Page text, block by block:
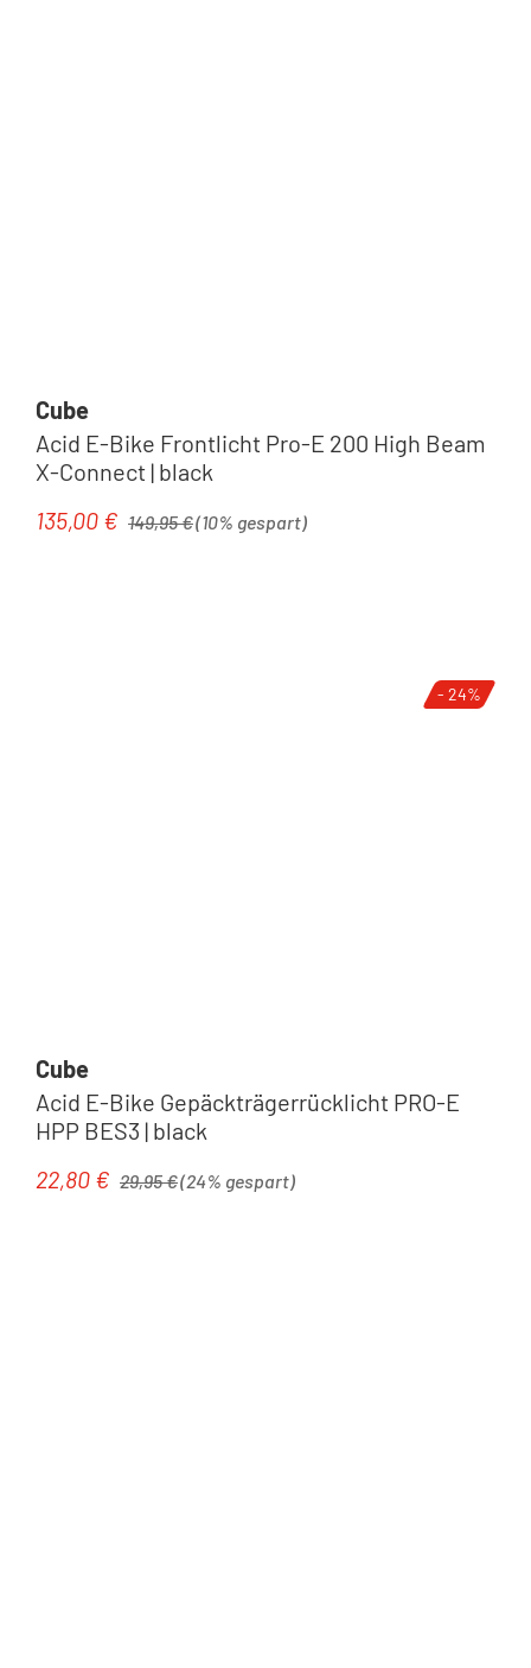
Cube
Acid E-Bike Frontlicht Pro-E 200 High Beam
X-Connect | black
Verkaufspreis:
135,00 € 149,95 €(10% gespart)
- 24%
Cube
Acid E-Bike Gepäckträgerrücklicht PRO-E
HPP BES3 | black
Verkaufspreis:
22,80 € Regulärer Preis:
29,95 €(24% gespart)